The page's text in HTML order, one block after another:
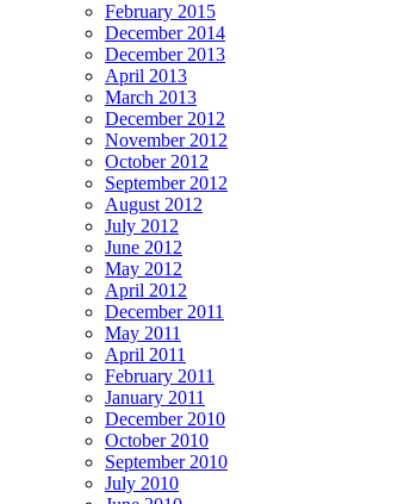
February 2015
December 2014
December 2013
April 2013
March 2013
December 2012
November 2012
October 2012
September 2012
August 2012
July 2012
June 2012
May 2012
April 2012
December 2011
May 2011
April 2011
February 2011
January 2011
December 2010
October 2010
September 2010
July 2010